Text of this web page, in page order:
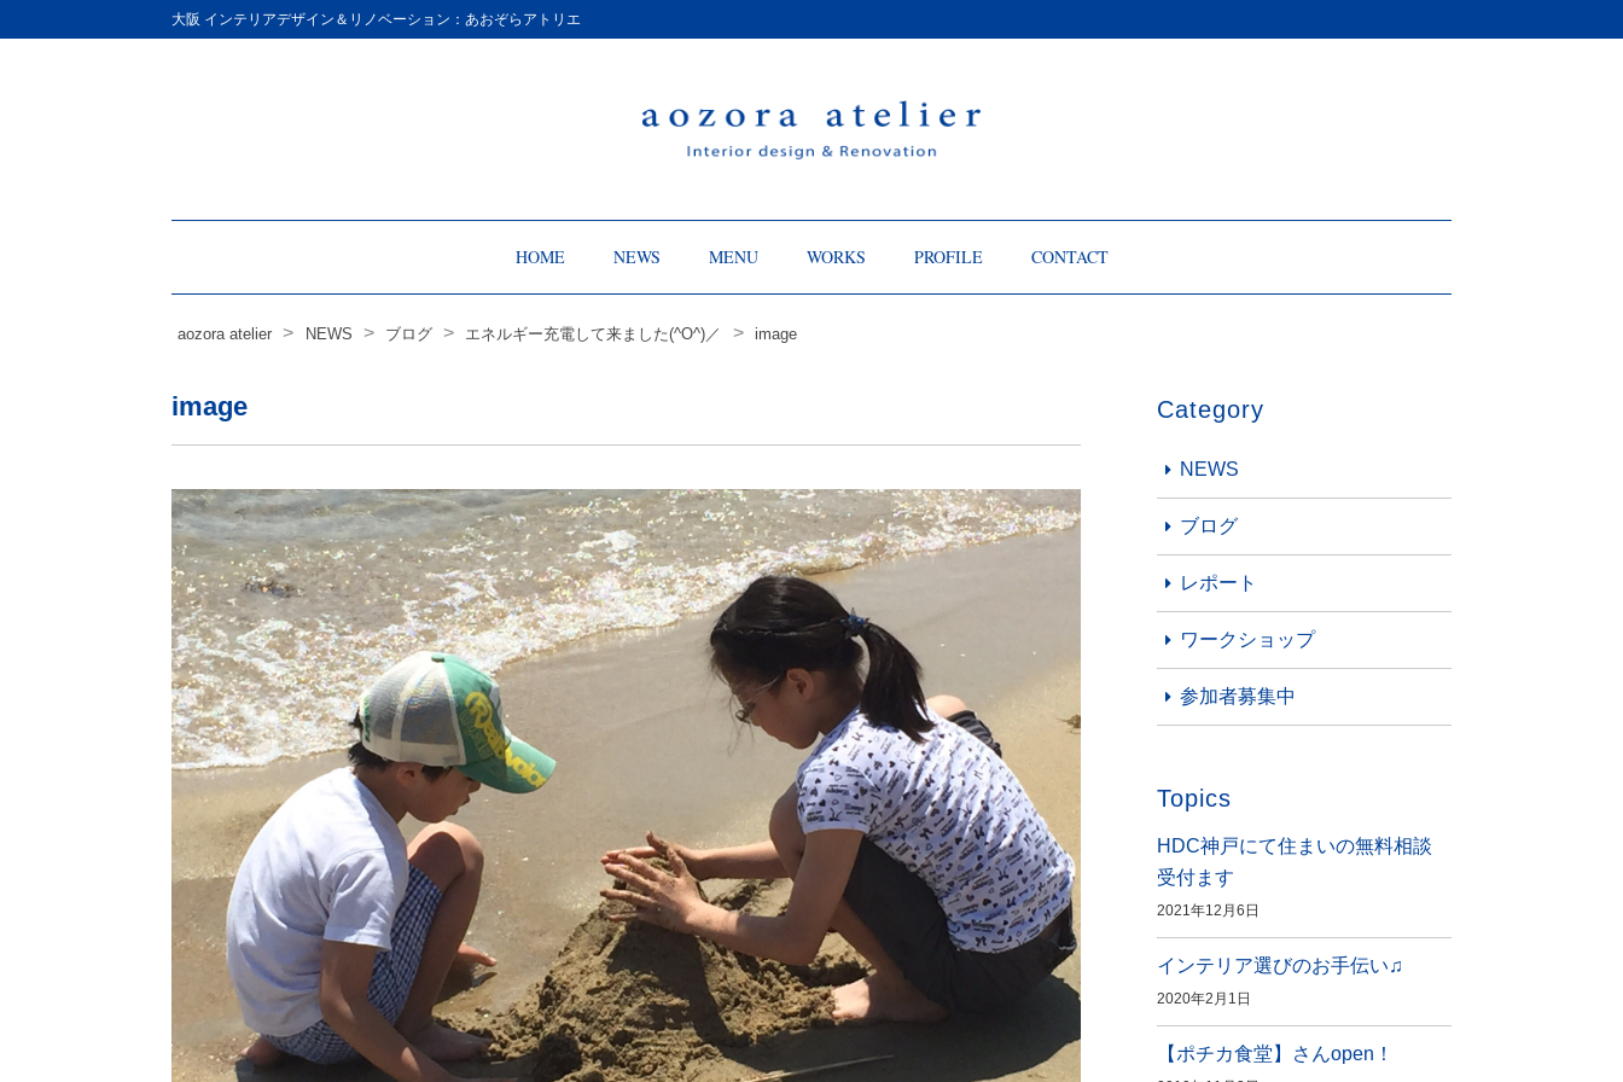
大阪 インテリアデザイン＆リノベーション：あおぞらアトリエ
HOME NEWS MENU WORKS PROFILE CONTACT
aozora atelier > NEWS > ブログ > エネルギー充電して来ました(^O^)／ > image
image Category
NEWS
ブログ
レポート
ワークショップ
参加者募集中
Topics
HDC神戸にて住まいの無料相談
受付ます
2021年12月6日
インテリア選びのお手伝い♫
2020年2月1日
【ポチカ食堂】さんopen！
Footer